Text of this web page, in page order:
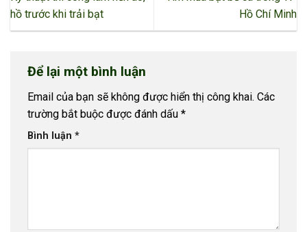
hồ trước khi trải bạt
Hồ Chí Minh
Để lại một bình luận
Email của bạn sẽ không được hiển thị công khai. Các
trường bắt buộc được đánh dấu *
Bình luận *